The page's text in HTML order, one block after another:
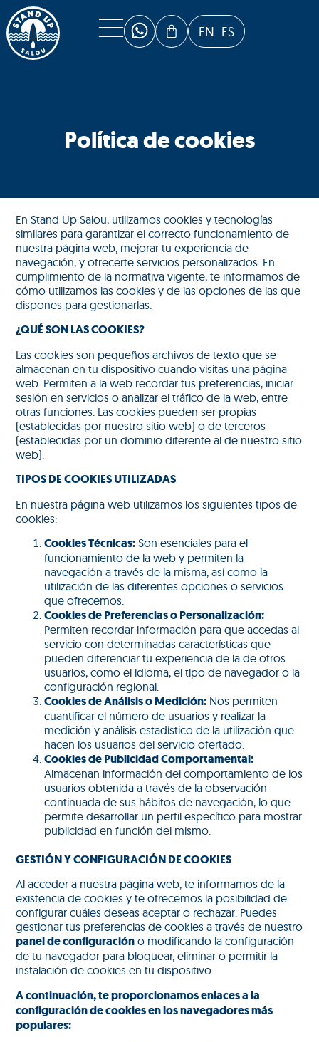
EN ES
Política de cookies
En Stand Up Salou, utilizamos cookies y tecnologías
similares para garantizar el correcto funcionamiento de
nuestra página web, mejorar tu experiencia de
navegación, y ofrecerte servicios personalizados. En
cumplimiento de la normativa vigente, te informamos de
cómo utilizamos las cookies y de las opciones de las que
dispones para gestionarlas.
¿QUÉ SON LAS COOKIES?
Las cookies son pequeños archivos de texto que se
almacenan en tu dispositivo cuando visitas una página
web. Permiten a la web recordar tus preferencias, iniciar
sesión en servicios o analizar el tráfico de la web, entre
otras funciones. Las cookies pueden ser propias
(establecidas por nuestro sitio web) o de terceros
(establecidas por un dominio diferente al de nuestro sitio
web).
TIPOS DE COOKIES UTILIZADAS
En nuestra página web utilizamos los siguientes tipos de
cookies:
Cookies Técnicas: Son esenciales para el
funcionamiento de la web y permiten la
navegación a través de la misma, así como la
utilización de las diferentes opciones o servicios
que ofrecemos.
Cookies de Preferencias o Personalización:
Permiten recordar información para que accedas al
servicio con determinadas características que
pueden diferenciar tu experiencia de la de otros
usuarios, como el idioma, el tipo de navegador o la
configuración regional.
Cookies de Análisis o Medición: Nos permiten
cuantificar el número de usuarios y realizar la
medición y análisis estadístico de la utilización que
hacen los usuarios del servicio ofertado.
Cookies de Publicidad Comportamental:
Almacenan información del comportamiento de los
usuarios obtenida a través de la observación
continuada de sus hábitos de navegación, lo que
permite desarrollar un perfil específico para mostrar
publicidad en función del mismo.
GESTIÓN Y CONFIGURACIÓN DE COOKIES
Al acceder a nuestra página web, te informamos de la
existencia de cookies y te ofrecemos la posibilidad de
configurar cuáles deseas aceptar o rechazar. Puedes
gestionar tus preferencias de cookies a través de nuestro
panel de configuración o modificando la configuración
de tu navegador para bloquear, eliminar o permitir la
instalación de cookies en tu dispositivo.
A continuación, te proporcionamos enlaces a la
configuración de cookies en los navegadores más
populares: